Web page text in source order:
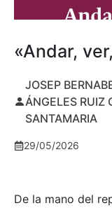
«Andar,
JOSEP
ÁNGELES RUIZ
SANTAMARIA
29/05/2026
De la mano del